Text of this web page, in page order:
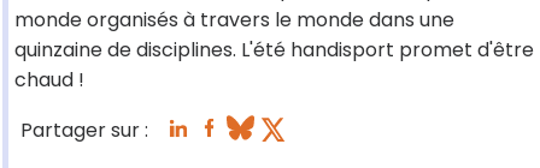
monde organisés à travers le monde dans une
quinzaine de disciplines. L'été handisport promet d'être
chaud !
Partager sur :